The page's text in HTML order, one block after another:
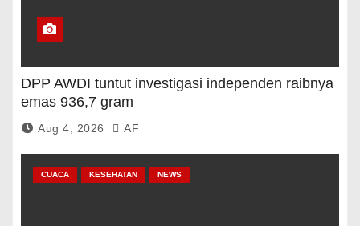
DPP AWDI tuntut investigasi independen raibnya
emas 936,7 gram
Aug 4, 2026 AF
CUACA KESEHATAN NEWS